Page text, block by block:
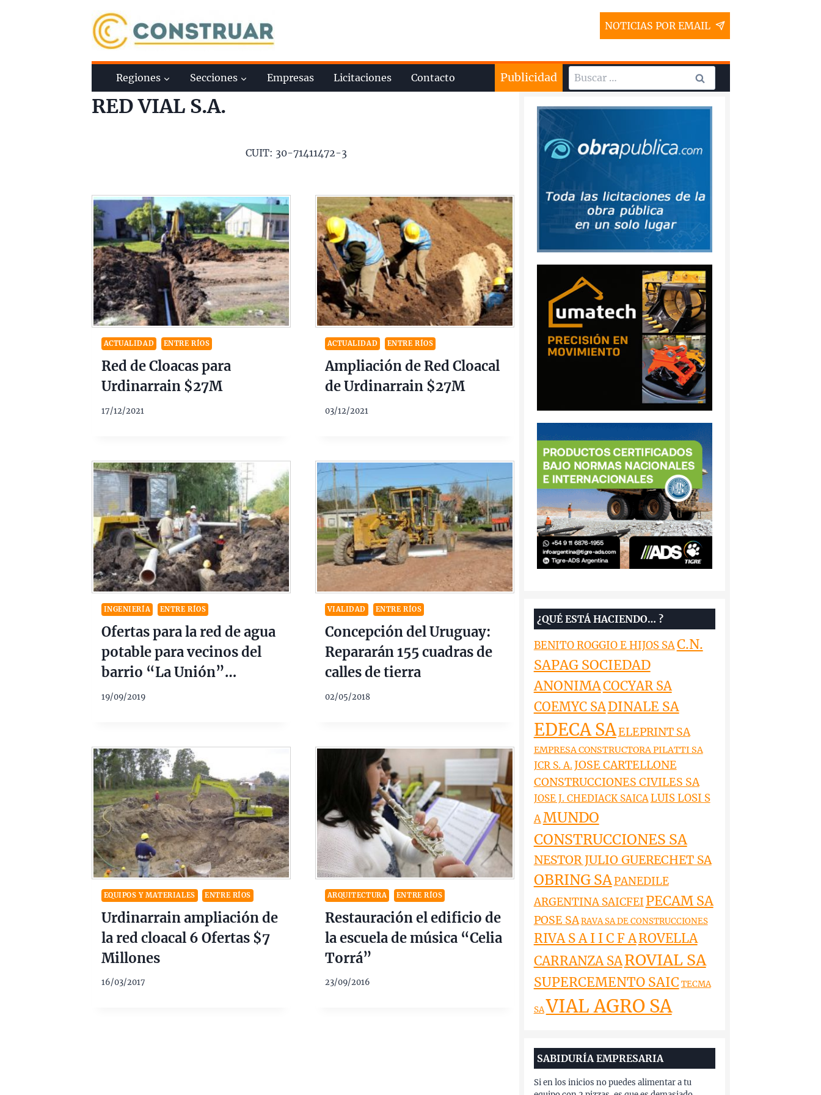
NOTICIAS POR EMAIL
Regiones Secciones Empresas Licitaciones Contacto Publicidad Buscar:
RED VIAL S.A.
CUIT: 30-71411472-3
ACTUALIDAD ENTRE RÍOS
Red de Cloacas para
Urdinarrain $27M
17/12/2021
ACTUALIDAD ENTRE RÍOS
Ampliación de Red Cloacal
de Urdinarrain $27M
03/12/2021
INGENIERÍA ENTRE RÍOS
Ofertas para la red de agua
potable para vecinos del
barrio “La Unión”
Concepción del Uruguay $
19/09/2019
VIALIDAD ENTRE RÍOS
Concepción del Uruguay:
Repararán 155 cuadras de
calles de tierra
02/05/2018
EQUIPOS Y MATERIALES ENTRE RÍOS
Urdinarrain ampliación de
la red cloacal 6 Ofertas $7
Millones
16/03/2017
ARQUITECTURA ENTRE RÍOS
Restauración el edificio de
la escuela de música “Celia
Torrá”
23/09/2016
¿QUÉ ESTÁ HACIENDO… ?
BENITO ROGGIO E HIJOS SAC.N.
SAPAG SOCIEDAD
ANONIMACOCYAR SA
COEMYC SADINALE SA
EDECA SAELEPRINT SA
EMPRESA CONSTRUCTORA PILATTI SA
JCR S. A.JOSE CARTELLONE
CONSTRUCCIONES CIVILES SA
JOSE J. CHEDIACK SAICALUIS LOSI S
AMUNDO
CONSTRUCCIONES SA
NESTOR JULIO GUERECHET SA
OBRING SAPANEDILE
ARGENTINA SAICFEI PECAM SA
POSE SARAVA SA DE CONSTRUCCIONES
RIVA S A I I C F AROVELLA
CARRANZA SAROVIAL SA
SUPERCEMENTO SAIC TECMA
SAVIAL AGRO SA
SABIDURÍA EMPRESARIA
Si en los inicios no puedes alimentar a tu